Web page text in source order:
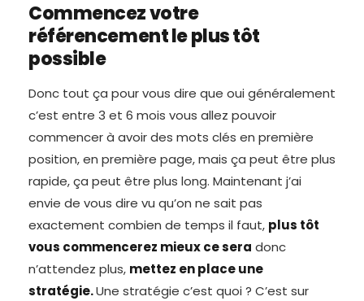
Commencez votre
référencement le plus tôt
possible
Donc tout ça pour vous dire que oui généralement
c’est entre 3 et 6 mois vous allez pouvoir
commencer à avoir des mots clés en première
position, en première page, mais ça peut être plus
rapide, ça peut être plus long. Maintenant j’ai
envie de vous dire vu qu’on ne sait pas
exactement combien de temps il faut, plus tôt
vous commencerez mieux ce sera donc
n’attendez plus, mettez en place une
stratégie.Une stratégie c’est quoi ? C’est sur